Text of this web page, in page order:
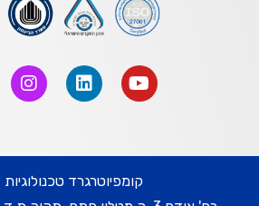
קומפיוטרגרד